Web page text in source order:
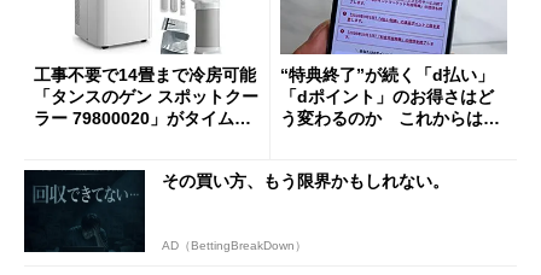
工事不要で14畳まで冷房可能
「タンスのゲン スポットクー
ラー 79800020」がタイムセ
“特典終了”が続く「d払い」
「dポイント」のお得さはど
う変わるのか これからは
その買い方、もう限界かもしれない。
AD（BettingBreakDown）